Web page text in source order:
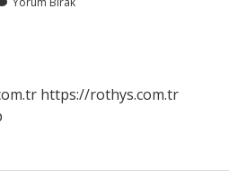
https://rothys.com.tr